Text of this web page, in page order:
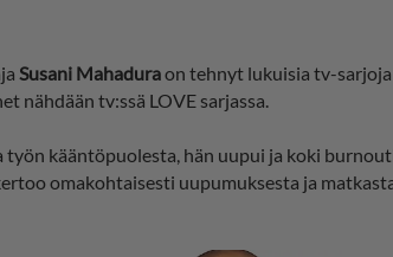
Susani Mahaduraon tehnyt lukuisia tv-sarjoja
nähdään tv:ssä LOVE sarjassa.
kääntöpuolesta, hän uupui ja koki
omakohtaisesti uupumuksesta ja